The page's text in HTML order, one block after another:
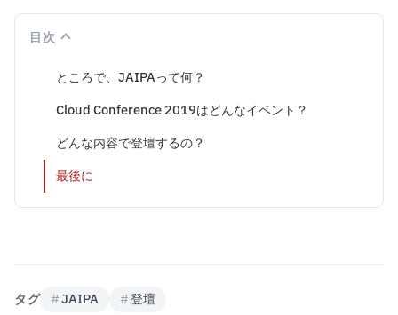
目次
ところで、JAIPAって何？
Cloud Conference 2019はどんなイベント？
どんな内容で登壇するの？
最後に
タグ #JAIPA #登壇